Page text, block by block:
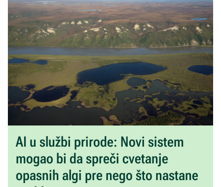
AI u službi prirode: Novi sistem
mogao bi da spreči cvetanje
opasnih algi pre nego što nastane